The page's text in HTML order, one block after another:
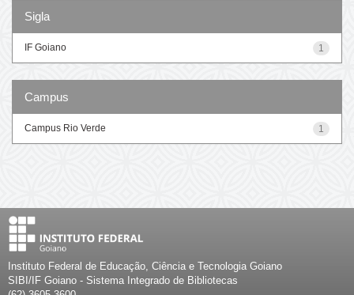
Sigla
1
IF Goiano
Campus
1
Campus Rio Verde
Instituto Federal de Educação, Ciência e Tecnologia Goiano
SIBI/IF Goiano - Sistema Integrado de Bibliotecas